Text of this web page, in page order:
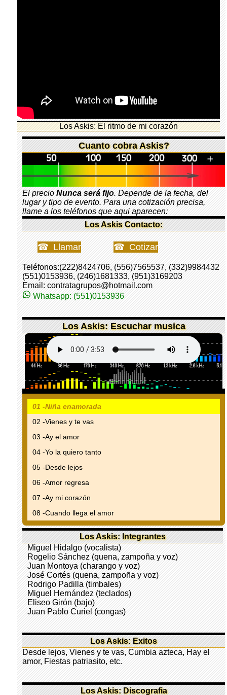
Los Askis: El ritmo de mi corazón
Cuanto cobra Askis?
El precioNunca será fijo. Depende de la fecha, del
lugar y tipo de evento. Para una cotización precisa,
llame a los teléfonos que aqui aparecen:
Los Askis Contacto:
Llamar Cotizar
Teléfonos:(222)8424706, (556)7565537, (332)9984432
(551)0153936, (246)1681333, (951)3169203
Email: contratagrupos@hotmail.com
Whatsapp: (551)0153936
Los Askis: Escuchar musica
01 -Niña enamorada
02 -Vienes y te vas
03 -Ay el amor
04 -Yo la quiero tanto
05 -Desde lejos
06 -Amor regresa
07 -Ay mi corazón
08 -Cuando llega el amor
Los Askis: Integrantes
Miguel Hidalgo (vocalista)
Rogelio Sánchez (quena, zampoña y voz)
Juan Montoya (charango y voz)
José Cortés (quena, zampoña y voz)
Rodrigo Padilla (timbales)
Miguel Hernández (teclados)
Eliseo Girón (bajo)
Juan Pablo Curiel (congas)
Los Askis: Exitos
Desde lejos, Vienes y te vas, Cumbia azteca, Hay el
amor, Fiestas patriasito, etc.
Los Askis: Discografia